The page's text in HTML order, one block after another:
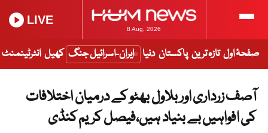
8 Aug, 2026
LIVE
صفحۂ اول تازہ ترین پاکستان دنیا ایران-اسرائیل جنگ کھیل انٹرٹینمنٹ
آصف زرداری اور بلاول بھٹو کے درمیان اختلافات
کی افواہیں بے بنیاد ہیں،فیصل کریم کنڈی